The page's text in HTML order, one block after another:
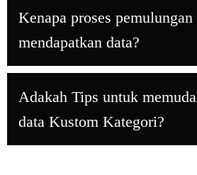
Kenapa proses
mendapatkan data?
Adakah Tips untuk
data Kustom Kategori?